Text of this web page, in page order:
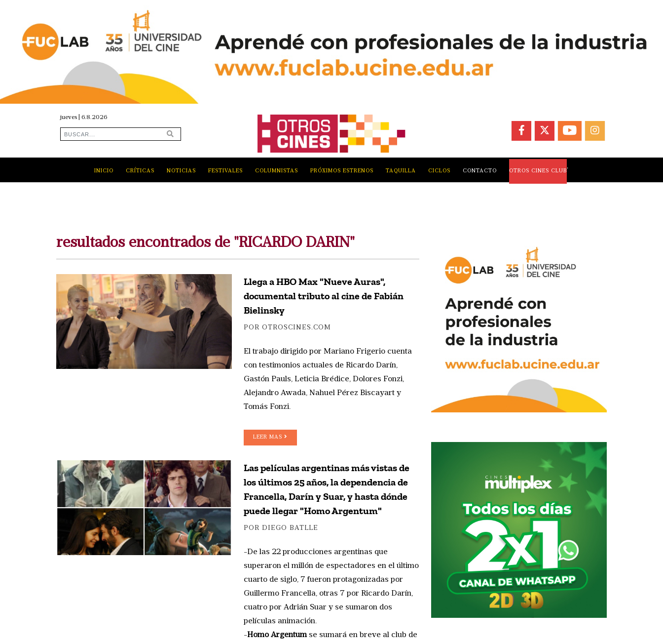
jueves | 6.8.2026
FACEBOOKYOUTUBEINSTAGRAM
INICIO CRÍTICAS NOTICIAS FESTIVALES COLUMNISTAS PRÓXIMOS ESTRENOS TAQUILLA CICLOS CONTACTO OTROS CINES CLUB
resultados encontrados de "RICARDO DARIN"
Llega a HBO Max "Nueve Auras",
documental tributo al cine de Fabián
Bielinsky
POR OTROSCINES.COM
El trabajo dirigido por Mariano Frigerio cuenta
con testimonios actuales de Ricardo Darín,
Gastón Pauls, Leticia Brédice, Dolores Fonzi,
Alejandro Awada, Nahuel Pérez Biscayart y
Tomás Fonzi.
LEER MAS
Las películas argentinas más vistas de
los últimos 25 años, la dependencia de
Francella, Darín y Suar, y hasta dónde
puede llegar "Homo Argentum"
POR DIEGO BATLLE
-De las 22 producciones argentinas que
superaron el millón de espectadores en el último
cuarto de siglo, 7 fueron protagonizadas por
Guillermo Francella, otras 7 por Ricardo Darín,
cuatro por Adrián Suar y se sumaron dos
películas animación.
-Homo Argentumse sumará en breve al club de